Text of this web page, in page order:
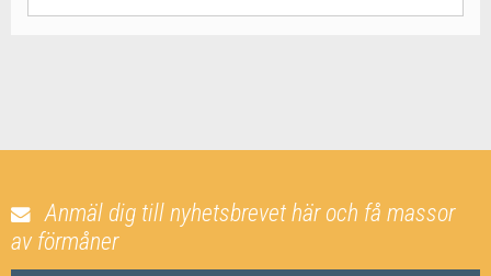
Anmäl dig till nyhetsbrevet här och få massor
av förmåner